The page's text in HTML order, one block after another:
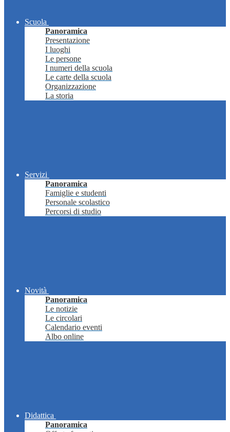
Scuola
Panoramica
Presentazione
I luoghi
Le persone
I numeri della scuola
Le carte della scuola
Organizzazione
La storia
Servizi
Panoramica
Famiglie e studenti
Personale scolastico
Percorsi di studio
Novità
Panoramica
Le notizie
Le circolari
Calendario eventi
Albo online
Didattica
Panoramica